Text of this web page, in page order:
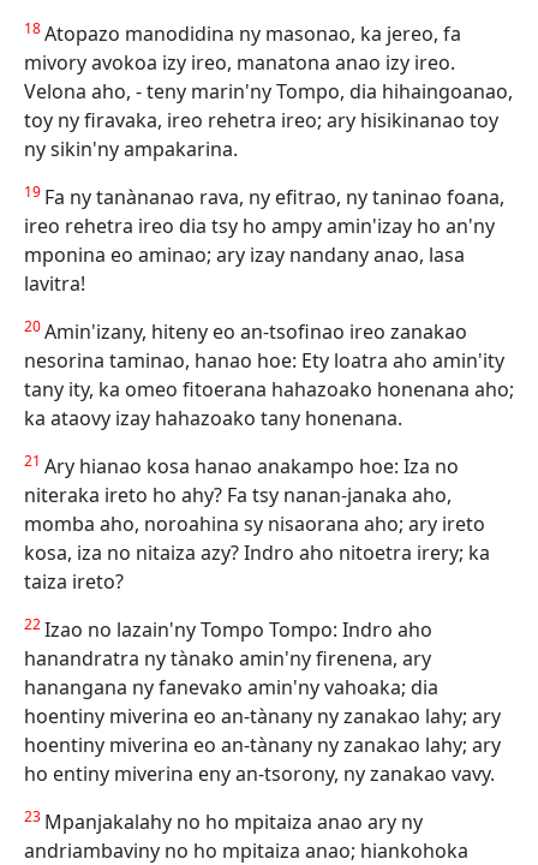
18Atopazo manodidina ny masonao, ka jereo, fa
mivory avokoa izy ireo, manatona anao izy ireo.
Velona aho, - teny marin'ny Tompo, dia hihaingoanao,
toy ny firavaka, ireo rehetra ireo; ary hisikinanao toy
ny sikin'ny ampakarina.
19 Fa ny tanànanao rava, ny efitrao, ny taninao foana,
ireo rehetra ireo dia tsy ho ampy amin'izay ho an'ny
mponina eo aminao; ary izay nandany anao, lasa
lavitra!
20Amin'izany, hiteny eo an-tsofinao ireo zanakao
nesorina taminao, hanao hoe: Ety loatra aho amin'ity
tany ity, ka omeo fitoerana hahazoako honenana aho;
ka ataovy izay hahazoako tany honenana.
21 Ary hianao kosa hanao anakampo hoe: Iza no
niteraka ireto ho ahy? Fa tsy nanan-janaka aho,
momba aho, noroahina sy nisaorana aho; ary ireto
kosa, iza no nitaiza azy? Indro aho nitoetra irery; ka
taiza ireto?
22Izao no lazain'ny Tompo Tompo: Indro aho
hanandratra ny tànako amin'ny firenena, ary
hanangana ny fanevako amin'ny vahoaka; dia
hoentiny miverina eo an-tànany ny zanakao lahy; ary
hoentiny miverina eo an-tànany ny zanakao lahy; ary
ho entiny miverina eny an-tsorony, ny zanakao vavy.
23 Mpanjakalahy no ho mpitaiza anao ary ny
andriambaviny no ho mpitaiza anao; hiankohoka